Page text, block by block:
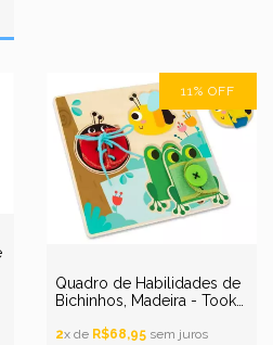
11% OFF
Quadro de Habilidades de
Bichinhos, Madeira - Tooky
2x de R$68,95 sem juros